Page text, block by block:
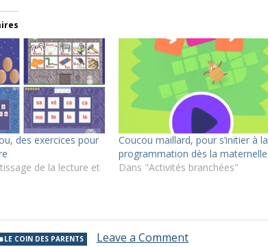
des exercices pour
de la lecture et
Coucou maillard, pour s’initier à la
programmation dès la maternelle
Dans "Activités branchées"
LE COIN DES PARENTS Leave a Commenton